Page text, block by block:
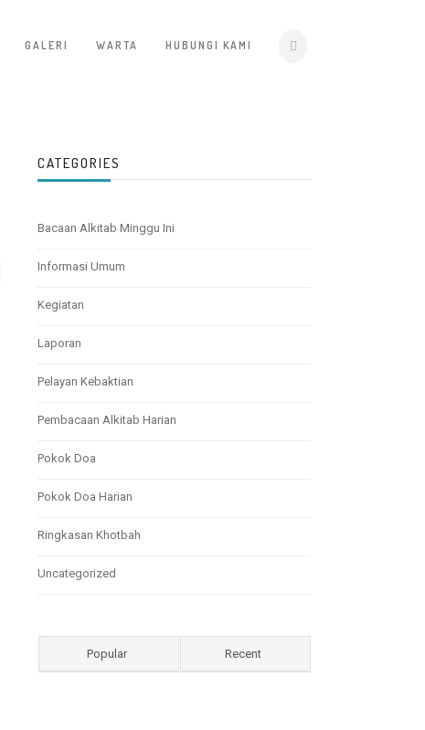
GALERI WARTA HUBUNGI KAMI
CATEGORIES
Bacaan Alkitab Minggu Ini
Informasi Umum
Kegiatan
Laporan
Pelayan Kebaktian
Pembacaan Alkitab Harian
Pokok Doa
Pokok Doa Harian
Ringkasan Khotbah
Uncategorized
Popular Recent